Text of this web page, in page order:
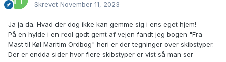
Skrevet November 11, 2023
Ja ja da. Hvad der dog ikke kan gemme sig i ens eget hjem!
På en hylde i en reol godt gemt af vejen fandt jeg bogen "Fra
Mast til Køl Maritim Ordbog" heri er der tegninger over skibstyper.
Der er endda sider hvor flere skibstyper er vist så man ser